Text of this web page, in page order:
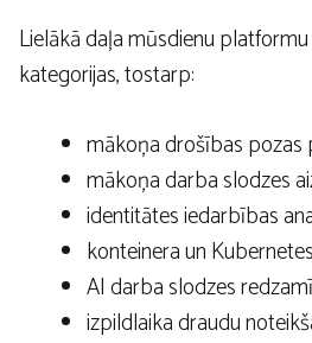
Lielākā daļa mūsdienu
kategorijas, tostarp:
mākoņa drošības pozas
mākoņa darba slodzes
identitātes iedarbības
konteinera un
AI darba slodzes
izpildlaika draudu